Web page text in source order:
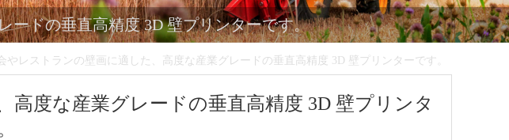
ードの垂直高精度 3D 壁プリンターです。
やレストランの壁画に適した、高度な産業グレードの垂直高精度 3D 壁プリンターです。
度な産業グレードの垂直高精度 3D 壁プリンタ